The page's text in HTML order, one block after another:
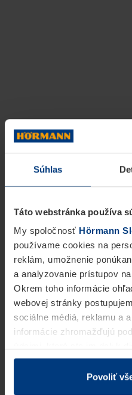
Súhlas
Táto webstránka používa
My spoločnosť Hörmann
používame cookies na
reklám, umožnenie
a analyzovanie prístupov
Okrem toho informácie
webovej stránky
sociálne médiá, reklamu a
informácie zhromažďujú
v rámci Vášho využívania
Z právneho hľadiskaPovoliť